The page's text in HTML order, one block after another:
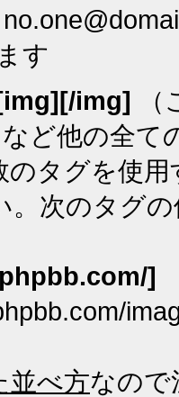
す
img] （
など他の全て
のタグを使
。次のタグ
]
並べ方なので